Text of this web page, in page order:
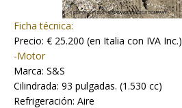
Ficha técnica:
Precio: € 25.200 (en Italia con IVA Inc.)
-Motor
Marca: S&S
Cilindrada: 93 pulgadas. (1.530 cc)
Refrigeración: Aire